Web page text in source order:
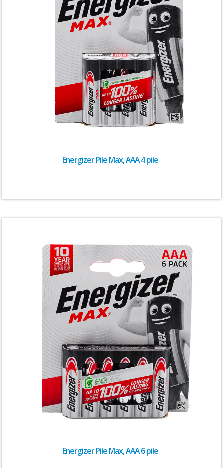
Energizer Pile Max, AAA 4 pile
Energizer Pile Max, AAA 6 pile